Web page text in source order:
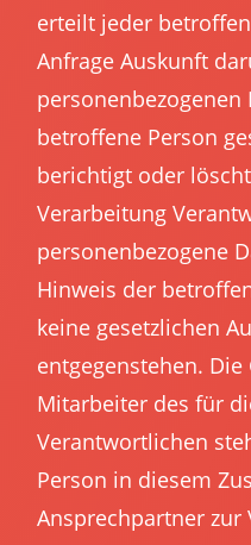
erteilt jeder
Anfrage Auskunft
betroffene Person
berichtigt oder
Verarbeitung
personenbezogene
Hinweis der
keine gesetzlichen
entgegenstehen.
Mitarbeiter des für
Verantwortlichen
Person in diesem
Ansprechpartner zur